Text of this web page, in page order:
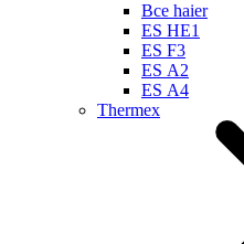
Все haier
ES HE1
ES F3
ES А2
ES А4
Thermex